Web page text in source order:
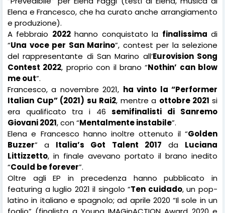
Elena e Francesco, che ha curato anche arrangiamento
e produzione).
A febbraio 2022hanno conquistato la finalissima di
“Una voce per San Marino”, contest per la selezione
del rappresentante di San Marino all’Eurovision Song
Contest 2022, proprio con il brano “Nothin’ can blow
me out”.
Francesco, a novembre 2021, ha vinto la “Performer
Italian Cup” (2021) su Rai2, mentre a ottobre 2021si
era qualificato
tra i 46 semifinalisti di Sanremo
Giovani 2021, con “Mentalmente instabile”.
Elena e Francesco hanno inoltre ottenuto il “Golden
Buzzer” a Italia’s Got Talent 2017 da Luciana
Littizzetto, in finale avevano portato il brano inedito
“Could be forever”.
Oltre agli EP in precedenza hanno pubblicato in
featuring a luglio 2021 il singolo “Ten cuidado, un pop-
latino in italiano e spagnolo; ad aprile 2020 “Il sole in un